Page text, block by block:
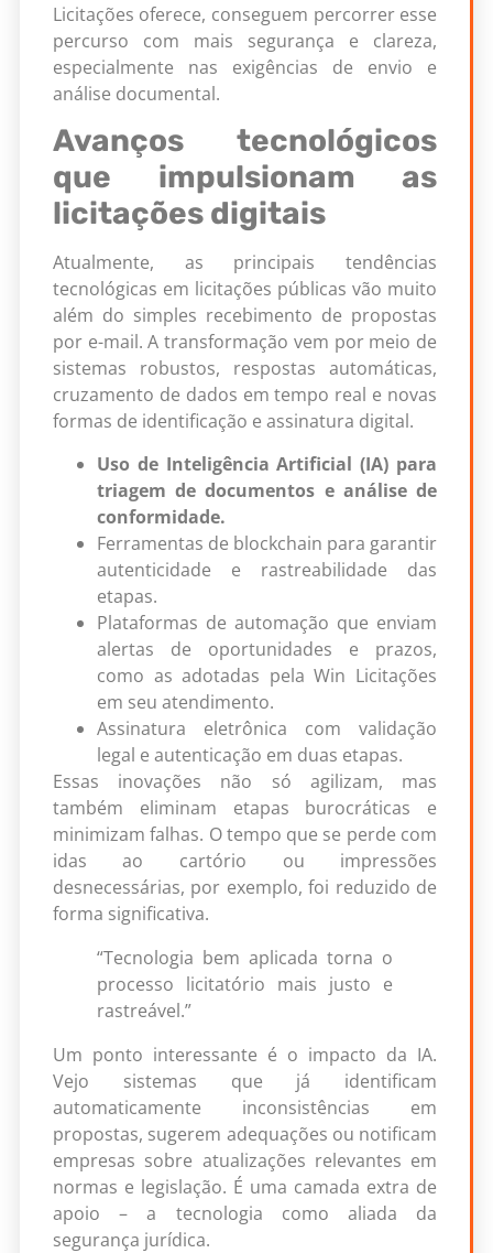
Licitações oferece, conseguem percorrer esse
percurso com mais segurança e clareza,
especialmente nas exigências de envio e
análise documental.
Avanços tecnológicos
que impulsionam as
licitações digitais
Atualmente, as principais tendências
tecnológicas em licitações públicas vão muito
além do simples recebimento de propostas
por e-mail. A transformação vem por meio de
sistemas robustos, respostas automáticas,
cruzamento de dados em tempo real e novas
formas de identificação e assinatura digital.
Uso de Inteligência Artificial (IA) para
triagem de documentos e análise de
conformidade.
Ferramentas de blockchain para garantir
autenticidade e rastreabilidade das
etapas.
Plataformas de automação que enviam
alertas de oportunidades e prazos,
como as adotadas pela Win Licitações
em seu atendimento.
Assinatura eletrônica com validação
legal e autenticação em duas etapas.
Essas inovações não só agilizam, mas
também eliminam etapas burocráticas e
minimizam falhas. O tempo que se perde com
idas ao cartório ou impressões
desnecessárias, por exemplo, foi reduzido de
forma significativa.
“Tecnologia bem aplicada torna o
processo licitatório mais justo e
rastreável.”
Um ponto interessante é o impacto da IA.
Vejo sistemas que já identificam
automaticamente inconsistências em
propostas, sugerem adequações ou notificam
empresas sobre atualizações relevantes em
normas e legislação. É uma camada extra de
apoio – a tecnologia como aliada da
segurança jurídica.